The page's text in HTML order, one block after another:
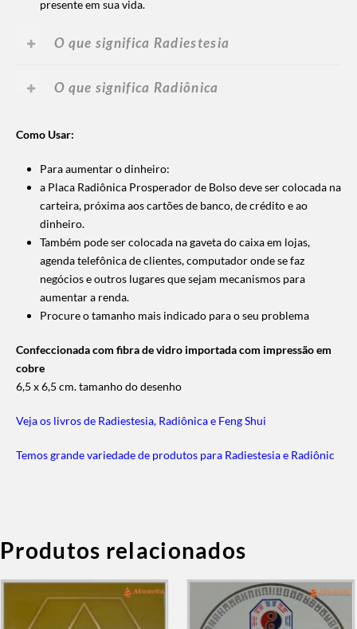
presente em sua vida.
O que significa Radiestesia
O que significa Radiônica
Como Usar:
Para aumentar o dinheiro:
a Placa Radiônica Prosperador de Bolso deve ser colocada na
carteira, próxima aos cartões de banco, de crédito e ao
dinheiro.
Também pode ser colocada na gaveta do caixa em lojas,
agenda telefônica de clientes, computador onde se faz
negócios e outros lugares que sejam mecanismos para
aumentar a renda.
Procure o tamanho mais indicado para o seu problema
Confeccionada com fibra de vidro importada com impressão em
cobre
6,5 x 6,5 cm. tamanho do desenho
Veja os livros de Radiestesia, Radiônica e Feng Shui
Temos grande variedade de produtos para Radiestesia e Radiônic
Produtos relacionados